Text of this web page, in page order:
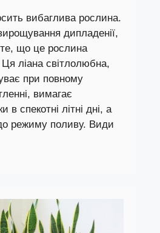
вибаглива рослина.
дипладенії,
що це рослина
Ця ліана світлолюбна,
при повному
вимагає
в спекотні літні дні, а
режиму поливу. Види